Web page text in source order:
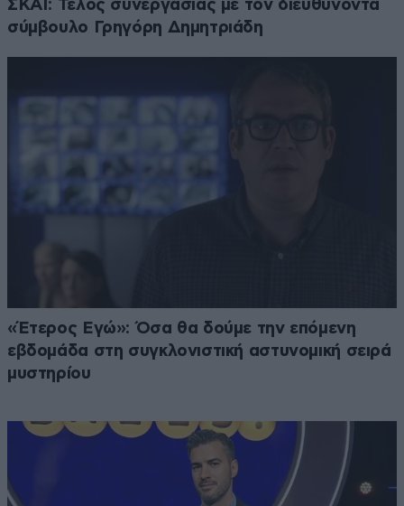
ΣΚΑΪ: Τέλος συνεργασίας με τον διευθύνοντα
σύμβουλο Γρηγόρη Δημητριάδη
«Έτερος Εγώ»: Όσα θα δούμε την επόμενη
εβδομάδα στη συγκλονιστική αστυνομική σειρά
μυστηρίου